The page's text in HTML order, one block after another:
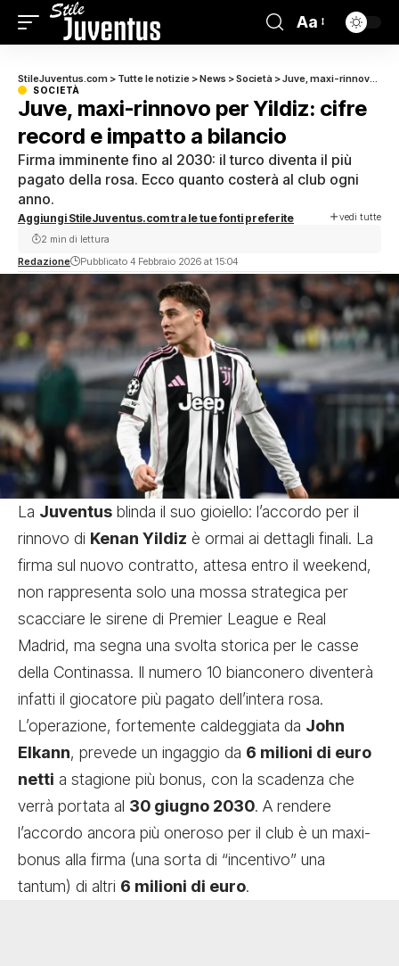
Aa
StileJuventus.com > Tutte le notizie >News >Società >Juve, maxi-rinnovo per Yildiz: cifre record e impatto a bilancio
SOCIETÀ
Juve, maxi-rinnovo per Yildiz: cifre
record e impatto a bilancio
Firma imminente fino al 2030: il turco diventa il più
pagato della rosa. Ecco quanto costerà al club ogni
anno.
Aggiungi StileJuventus.com tra le tue fonti preferite vedi tutte
Redazione Pubblicato 4 Febbraio 2026 at 15:04
2 min di lettura
La Juventus blinda il suo gioiello: l’accordo per il
rinnovo di Kenan Yildiz è ormai ai dettagli finali. La
firma sul nuovo contratto, attesa entro il weekend,
non rappresenta solo una mossa strategica per
scacciare le sirene di Premier League e Real
Madrid, ma segna una svolta storica per le casse
della Continassa. Il numero 10 bianconero diventerà
infatti il giocatore più pagato dell’intera rosa.
L’operazione, fortemente caldeggiata da John
Elkann, prevede un ingaggio da 6 milioni di euro
netti a stagione più bonus, con la scadenza che
verrà portata al 30 giugno 2030. A rendere
l’accordo ancora più oneroso per il club è un maxi-
bonus alla firma (una sorta di “incentivo” una
tantum) di altri 6 milioni di euro.